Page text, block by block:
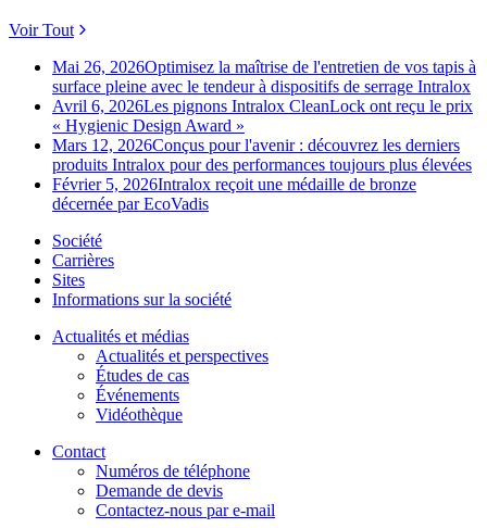
Voir Tout
Mai 26, 2026Optimisez la maîtrise de l'entretien de vos tapis à
surface pleine avec le tendeur à dispositifs de serrage Intralox
Avril 6, 2026Les pignons Intralox CleanLock ont reçu le prix
« Hygienic Design Award »
Mars 12, 2026Conçus pour l'avenir : découvrez les derniers
produits Intralox pour des performances toujours plus élevées
Février 5, 2026Intralox reçoit une médaille de bronze
décernée par EcoVadis
Société
Carrières
Sites
Informations sur la société
Actualités et médias
Actualités et perspectives
Études de cas
Événements
Vidéothèque
Contact
Numéros de téléphone
Demande de devis
Contactez-nous par e-mail